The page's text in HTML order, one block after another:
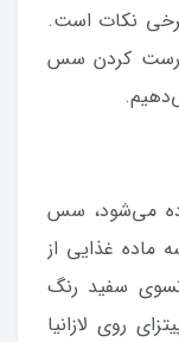
برخی نکات است.
درست کردن سس
می‌شود، سس
ماده غذایی از
سفید رنگ
روی لازانیا